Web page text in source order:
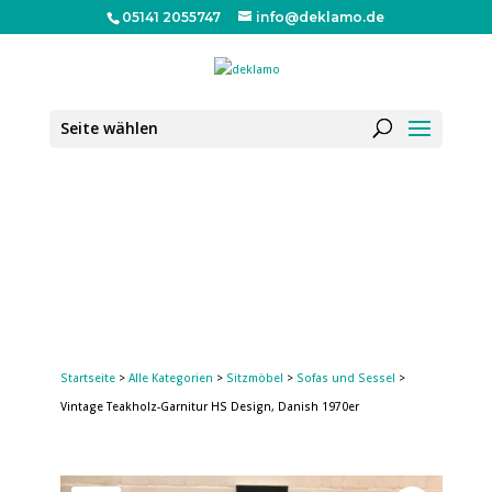
05141 2055747 info@deklamo.de
Seite wählen
Startseite> Alle Kategorien > Sitzmöbel > Sofas und Sessel >
Vintage Teakholz-Garnitur HS Design, Danish 1970er